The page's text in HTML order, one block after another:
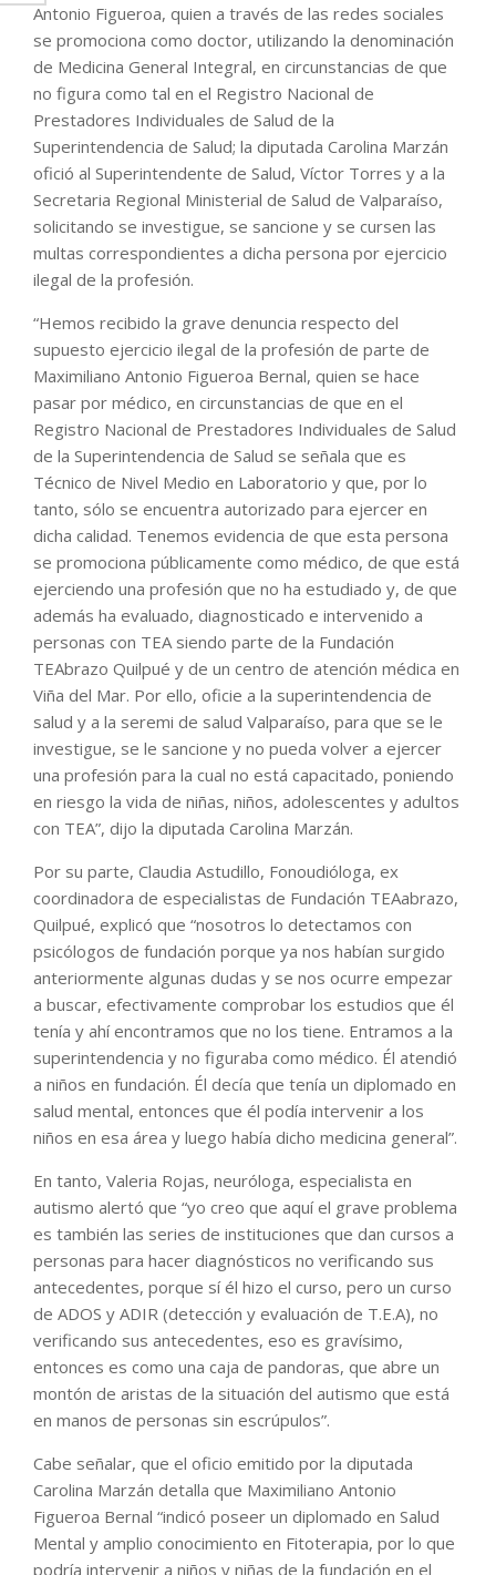
Antonio Figueroa, quien a través de las redes sociales
se promociona como doctor, utilizando la denominación
de Medicina General Integral, en circunstancias de que
no figura como tal en el Registro Nacional de
Prestadores Individuales de Salud de la
Superintendencia de Salud; la diputada Carolina Marzán
ofició al Superintendente de Salud, Víctor Torres y a la
Secretaria Regional Ministerial de Salud de Valparaíso,
solicitando se investigue, se sancione y se cursen las
multas correspondientes a dicha persona por ejercicio
ilegal de la profesión.
“Hemos recibido la grave denuncia respecto del
supuesto ejercicio ilegal de la profesión de parte de
Maximiliano Antonio Figueroa Bernal, quien se hace
pasar por médico, en circunstancias de que en el
Registro Nacional de Prestadores Individuales de Salud
de la Superintendencia de Salud se señala que es
Técnico de Nivel Medio en Laboratorio y que, por lo
tanto, sólo se encuentra autorizado para ejercer en
dicha calidad. Tenemos evidencia de que esta persona
se promociona públicamente como médico, de que está
ejerciendo una profesión que no ha estudiado y, de que
además ha evaluado, diagnosticado e intervenido a
personas con TEA siendo parte de la Fundación
TEAbrazo Quilpué y de un centro de atención médica en
Viña del Mar. Por ello, oficie a la superintendencia de
salud y a la seremi de salud Valparaíso, para que se le
investigue, se le sancione y no pueda volver a ejercer
una profesión para la cual no está capacitado, poniendo
en riesgo la vida de niñas, niños, adolescentes y adultos
con TEA”, dijo la diputada Carolina Marzán.
Por su parte, Claudia Astudillo, Fonoudióloga, ex
coordinadora de especialistas de Fundación TEAabrazo,
Quilpué, explicó que “nosotros lo detectamos con
psicólogos de fundación porque ya nos habían surgido
anteriormente algunas dudas y se nos ocurre empezar
a buscar, efectivamente comprobar los estudios que él
tenía y ahí encontramos que no los tiene. Entramos a la
superintendencia y no figuraba como médico. Él atendió
a niños en fundación. Él decía que tenía un diplomado en
salud mental, entonces que él podía intervenir a los
niños en esa área y luego había dicho medicina general”.
En tanto, Valeria Rojas, neuróloga, especialista en
autismo alertó que “yo creo que aquí el grave problema
es también las series de instituciones que dan cursos a
personas para hacer diagnósticos no verificando sus
antecedentes, porque sí él hizo el curso, pero un curso
de ADOS y ADIR (detección y evaluación de T.E.A), no
verificando sus antecedentes, eso es gravísimo,
entonces es como una caja de pandoras, que abre un
montón de aristas de la situación del autismo que está
en manos de personas sin escrúpulos”.
Cabe señalar, que el oficio emitido por la diputada
Carolina Marzán detalla que Maximiliano Antonio
Figueroa Bernal “indicó poseer un diplomado en Salud
Mental y amplio conocimiento en Fitoterapia, por lo que
podría intervenir a niños y niñas de la fundación en el